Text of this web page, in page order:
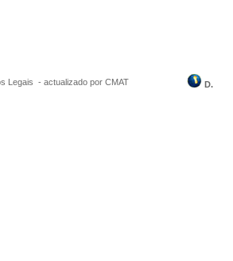
Legais - actualizado por CMAT D.